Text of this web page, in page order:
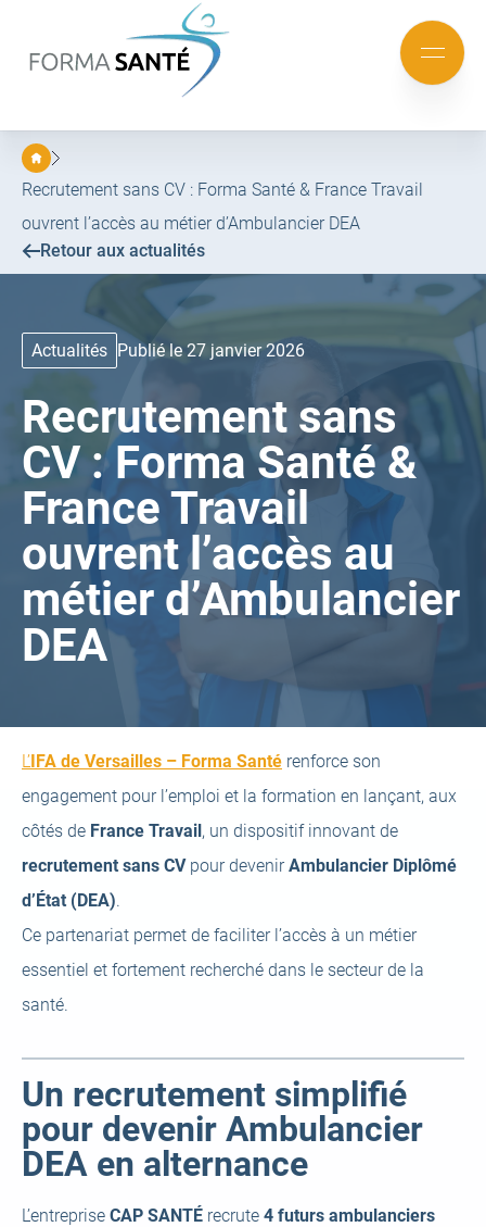
au
menu
au
contenu
Mobile
menu
Recrutement sans CV : Forma Santé & France Travail
ouvrent l’accès au métier d’Ambulancier DEA
Retour aux actualités
Actualités Publié le 27 janvier 2026
Recrutement sans
CV : Forma Santé &
France Travail
ouvrent l’accès au
métier d’Ambulancier
DEA
L’IFA de Versailles – Forma Santé(open
a
new
tab)
renforce son
engagement pour l’emploi et la formation en lançant, aux
côtés de France Travail, un dispositif innovant de
recrutement sans CVpour devenirAmbulancier Diplômé
d’État (DEA).
Ce partenariat permet de faciliter l’accès à un métier
essentiel et fortement recherché dans le secteur de la
santé.
Un recrutement simplifié
pour devenir Ambulancier
DEA en alternance
L’entreprise CAP SANTÉ recrute 4 futurs ambulanciers